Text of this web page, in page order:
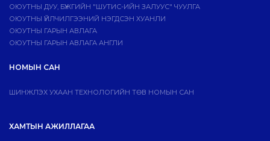
ОЮУТНЫ ДУУ, БҮЖГИЙН "ШУТИС-ИЙН ЗАЛУУС" ЧУУЛГА
ОЮУТНЫ ҮЙЛЧИЛГЭЭНИЙ НЭГДСЭН ХУАНЛИ
ОЮУТНЫ ГАРЫН АВЛАГА
ОЮУТНЫ ГАРЫН АВЛАГА АНГЛИ
НОМЫН САН
ШИНЖЛЭХ УХААН ТЕХНОЛОГИЙН ТӨВ НОМЫН САН
ХАМТЫН АЖИЛЛАГАА